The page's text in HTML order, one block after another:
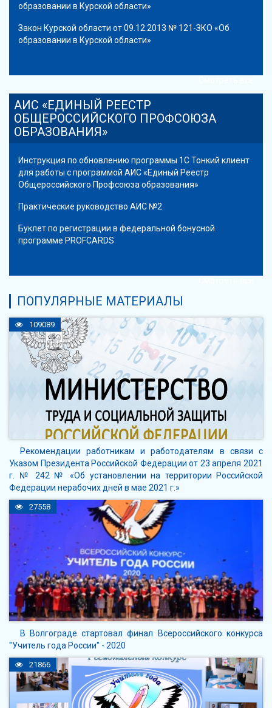
образовании в Курской области»
Закон Курской области от 09.12.2013 № 121-ЗКО «Об
образовании в Курской области»
АИС «ЕДИНЫЙ РЕЕСТР
ОБЩЕРОССИЙСКОГО ПРОФСОЮЗА
ОБРАЗОВАНИЯ»
Инструкция по обновлению программы 1С Тонкий клиент
для работы с программой АИС «Единый Реестр
Общероссийского Профсоюза образования»
Практические руководство АИС №2
Буклет по регистрации в федеральной бонусной
программе PROFCARDS
ПОПУЛЯРНЫЕ МАТЕРИАЛЫ
109089
Рекомендации работникам и работодателям в связи с
Указом Президента Российской Федерации от 23 апреля 2021
г. № 242 № «Об установлении на территории Российской
Федерации нерабочих дней в мае 2021 г.»
27558
В Волгограде стартовал финал Всероссийского конкурса
"Учитель года России" - 2020
21866